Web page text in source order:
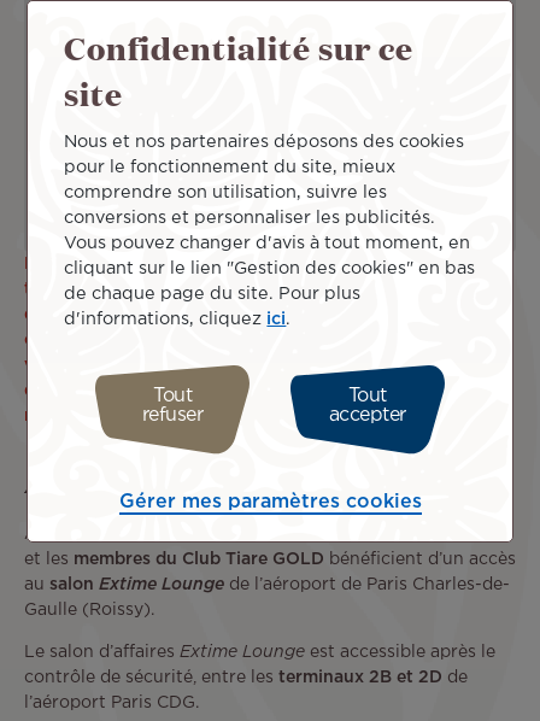
La Police de L’Air et des Frontières parisienne signale des
temps d’attente allongés lors de l’accès en zone
d’embarquement. Air Tahiti Nui a donc décidé d’ouvrir ses
comptoirs d’enregistrement 3h45 avant le départ de votre
vol. Afin d’effectuer sereinement toutes les formalités
d’enregistrement, de police et de sûreté, nous vous
recommandons d’arriver à l’aéroport le plus tôt possible.
Accès complet aux salons
Avant leur vol, les passagers de la classe
et les membres du Club Tiare GOLD bénéficient d’un accès
au salon Extime Lounge de l’aéroport de Paris Charles-de-
Gaulle (Roissy).
Le salon d’affaires Extime Lounge est accessible après le
contrôle de sécurité, entre les terminaux 2B et 2D de
l’aéroport Paris CDG.
Confidentialité sur ce
site
Nous et nos partenaires déposons des cookies
pour le fonctionnement du site, mieux
comprendre son utilisation, suivre les
conversions et personnaliser les publicités.
Vous pouvez changer d'avis à tout moment, en
cliquant sur le lien "Gestion des cookies" en bas
de chaque page du site. Pour plus
d'informations, cliquez ici.
Tout
refuser
Tout
accepter
Gérer mes paramètres cookies